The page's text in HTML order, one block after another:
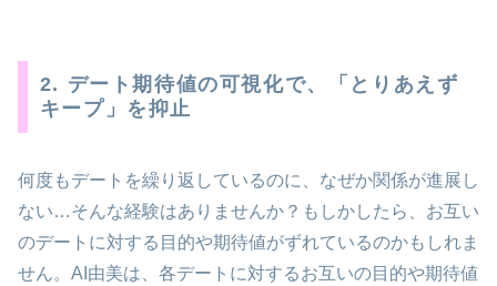
2. デート期待値の可視化で、「とりあえず
キープ」を抑止
何度もデートを繰り返しているのに、なぜか関係が進展し
ない…そんな経験はありませんか？もしかしたら、お互い
のデートに対する目的や期待値がずれているのかもしれま
せん。AI由美は、各デートに対するお互いの目的や期待値